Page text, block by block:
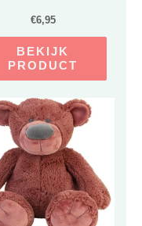
€6,95
BEKIJK
PRODUCT